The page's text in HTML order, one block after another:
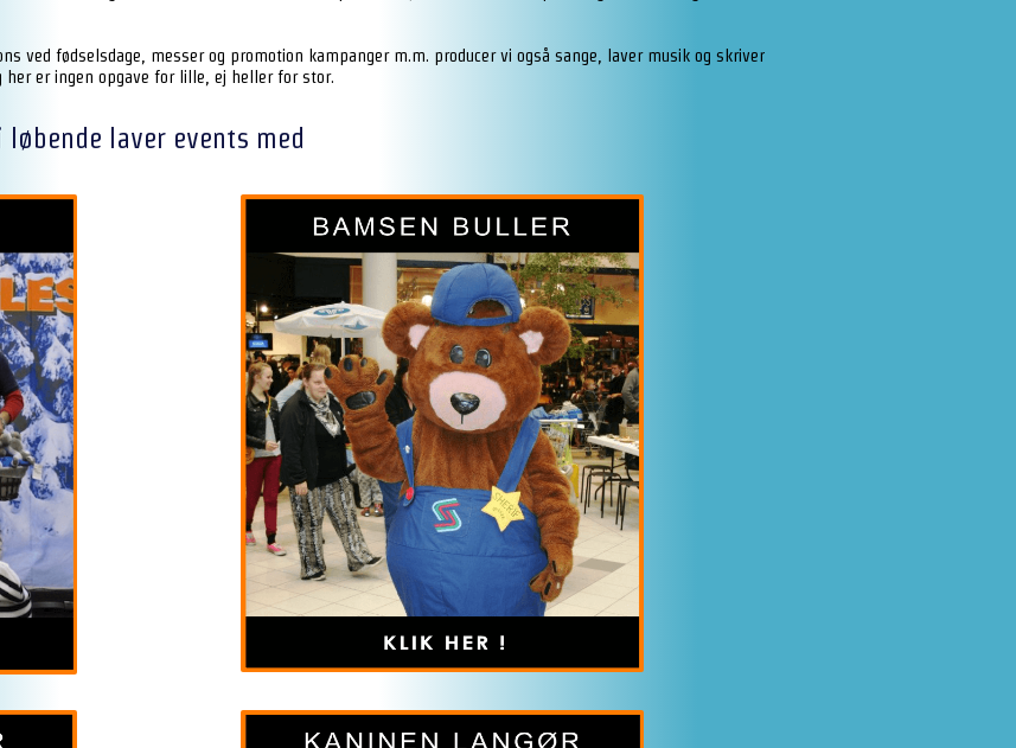
ved fødselsdage, messer og promotion kampanger m.m. producer vi også sange, laver musik og skriver
er ingen opgave for lille, ej heller for stor.
laver events med